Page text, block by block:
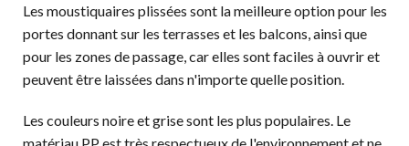
Les moustiquaires plissées sont la meilleure option pour les
portes donnant sur les terrasses et les balcons, ainsi que
pour les zones de passage, car elles sont faciles à ouvrir et
peuvent être laissées dans n'importe quelle position.
Les couleurs noire et grise sont les plus populaires. Le
matériau PP est très respectueux de l'environnement et ne